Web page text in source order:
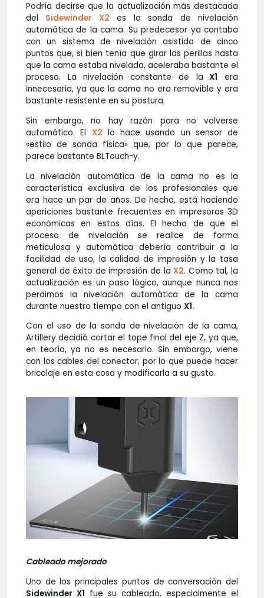
Podría decirse que la actualización más destacada
del Sidewinder X2 es la sonda de nivelación
automática de la cama. Su predecesor ya contaba
con un sistema de nivelación asistida de cinco
puntos que, si bien tenía que girar las perillas hasta
que la cama estaba nivelada, aceleraba bastante el
proceso. La nivelación constante de la X1 era
innecesaria, ya que la cama no era removible y era
bastante resistente en su postura.
Sin embargo, no hay razón para no volverse
automático. El X2 lo hace usando un sensor de
«estilo de sonda física» que, por lo que parece,
parece bastante BLTouch-y.
La nivelación automática de la cama no es la
característica exclusiva de los profesionales que
era hace un par de años. De hecho, está haciendo
apariciones bastante frecuentes en impresoras 3D
económicas en estos días. El hecho de que el
proceso de nivelación se realice de forma
meticulosa y automática debería contribuir a la
facilidad de uso, la calidad de impresión y la tasa
general de éxito de impresión de laX2. Como tal, la
actualización es un paso lógico, aunque nunca nos
perdimos la nivelación automática de la cama
durante nuestro tiempo con el antiguo X1.
Con el uso de la sonda de nivelación de la cama,
Artillery decidió cortar el tope final del eje Z, ya que,
en teoría, ya no es necesario. Sin embargo, viene
con los cables del conector, por lo que puede hacer
bricolaje en esta cosa y modificarla a su gusto.
Cableado mejorado
Uno de los principales puntos de conversación del
Sidewinder X1 fue su cableado, especialmente el